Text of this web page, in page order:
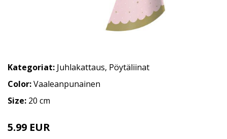
Kategoriat: Juhlakattaus, Pöytäliinat
Color:Vaaleanpunainen
Size: 20 cm
5.99 EUR